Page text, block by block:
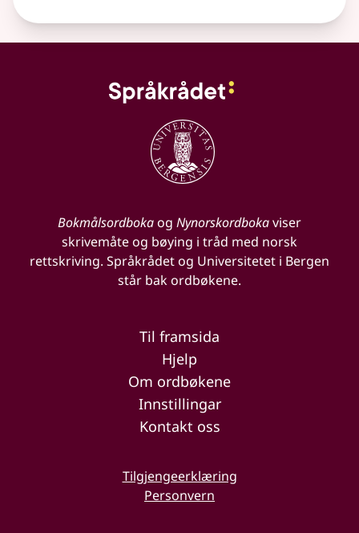
Bokmålsordbokaog Nynorskordbokaviser
skrivemåte og bøying i tråd med norsk
rettskriving. Språkrådet og Universitetet i Bergen
står bak ordbøkene.
Til framsida
Hjelp
Om ordbøkene
Innstillingar
Kontakt oss
Tilgjengeerklæring
Personvern